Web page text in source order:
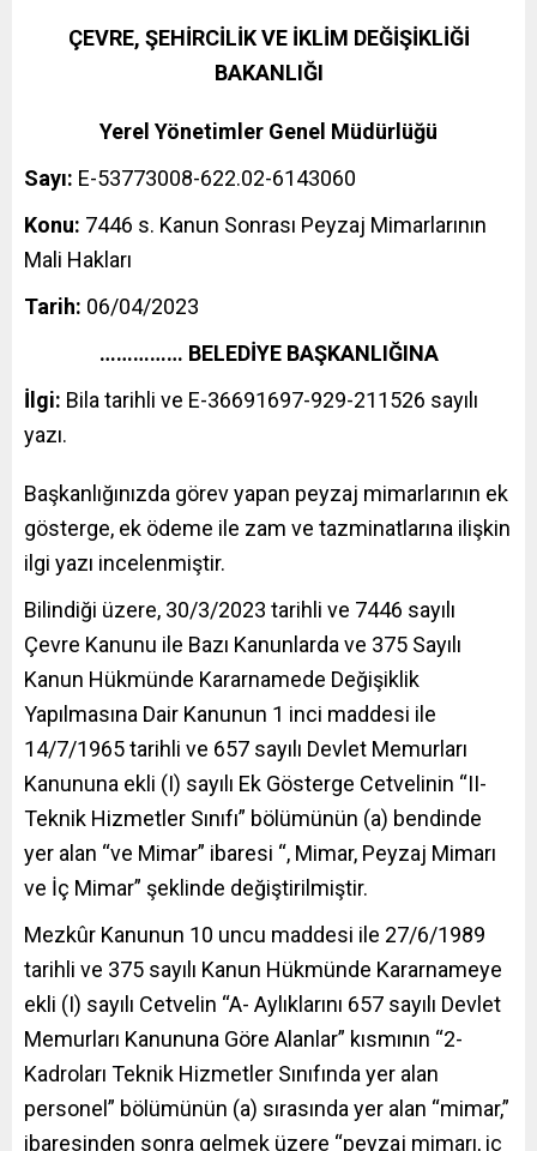
ÇEVRE, ŞEHİRCİLİK VE İKLİM DEĞİŞİKLİĞİ
BAKANLIĞI
Yerel Yönetimler Genel Müdürlüğü
Sayı: E-53773008-622.02-6143060
Konu: 7446 s. Kanun Sonrası Peyzaj Mimarlarının
Mali Hakları
Tarih: 06/04/2023
…………… BELEDİYE BAŞKANLIĞINA
İlgi: Bila tarihli ve E-36691697-929-211526 sayılı
yazı.
Başkanlığınızda görev yapan peyzaj mimarlarının ek
gösterge, ek ödeme ile zam ve tazminatlarına ilişkin
ilgi yazı incelenmiştir.
Bilindiği üzere, 30/3/2023 tarihli ve 7446 sayılı
Çevre Kanunu ile Bazı Kanunlarda ve 375 Sayılı
Kanun Hükmünde Kararnamede Değişiklik
Yapılmasına Dair Kanunun 1 inci maddesi ile
14/7/1965 tarihli ve 657 sayılı Devlet Memurları
Kanununa ekli (I) sayılı Ek Gösterge Cetvelinin “II-
Teknik Hizmetler Sınıfı” bölümünün (a) bendinde
yer alan “ve Mimar” ibaresi “, Mimar, Peyzaj Mimarı
ve İç Mimar” şeklinde değiştirilmiştir.
Mezkûr Kanunun 10 uncu maddesi ile 27/6/1989
tarihli ve 375 sayılı Kanun Hükmünde Kararnameye
ekli (I) sayılı Cetvelin “A- Aylıklarını 657 sayılı Devlet
Memurları Kanununa Göre Alanlar” kısmının “2-
Kadroları Teknik Hizmetler Sınıfında yer alan
personel” bölümünün (a) sırasında yer alan “mimar,”
ibaresinden sonra gelmek üzere “peyzaj mimarı, iç